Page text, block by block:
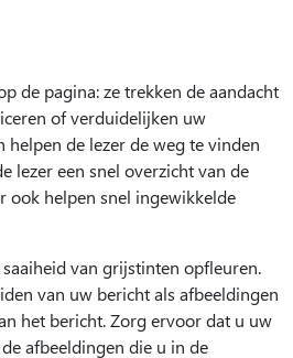
de pagina: ze trekken de aandacht
of verduidelijken uw
helpen de lezer de weg te vinden
lezer een snel overzicht van de
ook helpen snel ingewikkelde
van grijstinten opfleuren.
van uw bericht als afbeeldingen
het bericht. Zorg ervoor dat u uw
afbeeldingen die u in de